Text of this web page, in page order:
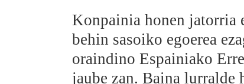
Konpainia honen jatorria
behin sasoiko egoerea
oraindino Espainiako
jaube zan. Baina lurralde